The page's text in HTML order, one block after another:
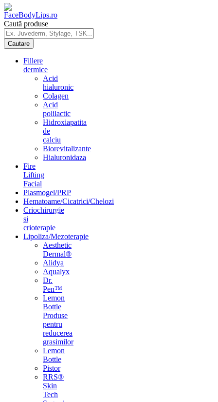
Caută produse
Fillere
dermice
Acid
hialuronic
Colagen
Acid
polilactic
Hidroxiapatita
de
calciu
Biorevitalizante
Hialuronidaza
Fire
Lifting
Facial
Plasmogel/PRP
Hematoame/Cicatrici/Chelozi
Criochirurgie
si
crioterapie
Lipoliza/Mezoterapie
Aesthetic
Dermal®
Alidya
Aqualyx
Dr.
Pen™
Lemon
Bottle
Produse
pentru
reducerea
grasimilor
Lemon
Bottle
Pistor
RRS®
Skin
Tech